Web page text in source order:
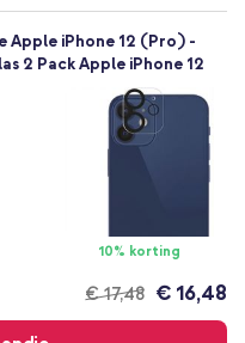
Apple iPhone 12 (Pro) -
2 Pack Apple iPhone 12
10% korting
€ 17,48 € 16,48